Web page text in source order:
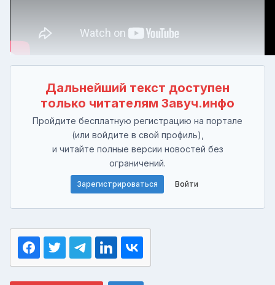
Дальнейший текст доступен
только читателям Завуч.инфо
Пройдите бесплатную регистрацию на портале
(или войдите в свой профиль),
и читайте полные версии новостей без
ограничений.
Зарегистрироваться Войти